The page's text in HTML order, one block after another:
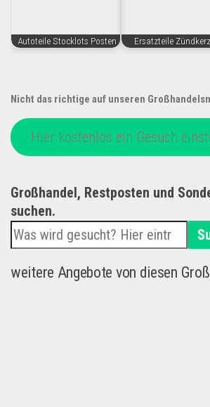
Autoteile Stocklots Posten Ersatzteile
Nicht das richtige auf unseren
Hier kostenlos ein Gesuch
Großhandel, Restposten und
suchen.
weitere Angebote von diesen